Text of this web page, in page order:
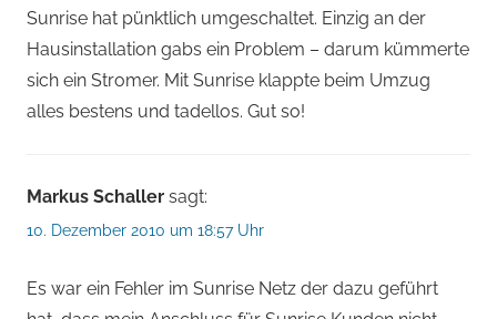
Sunrise hat pünktlich umgeschaltet. Einzig an der
Hausinstallation gabs ein Problem – darum kümmerte
sich ein Stromer. Mit Sunrise klappte beim Umzug
alles bestens und tadellos. Gut so!
Markus Schaller sagt:
10. Dezember 2010 um 18:57 Uhr
Es war ein Fehler im Sunrise Netz der dazu geführt